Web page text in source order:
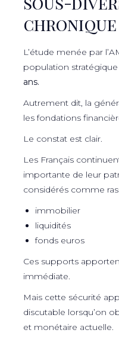
chronique
L’étude menée par
population stratégique
ans.
Autrement dit, la
les fondations
Le constat est clair.
Les Français
importante de leur
considérés comme
immobilier
liquidités
fonds euros
Ces supports
immédiate.
Mais cette sécurité
discutable lorsqu’on
et monétaire actuelle.